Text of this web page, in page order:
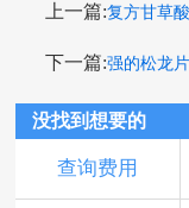
上一篇:复方甘草
下一篇:强的松龙
没找到想要的
查询费用